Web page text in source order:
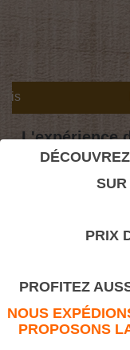
L'expérience
Moulures Bâtiment>
PRIX
PROFITEZ
NOUS
PROPOSONS